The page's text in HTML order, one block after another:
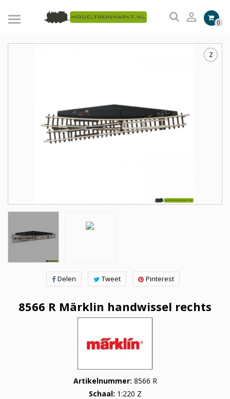
 0
Z
Delen Tweet Pinterest
8566 R Märklin handwissel rechts
Artikelnummer 8566 R
Schaal 1:220 Z